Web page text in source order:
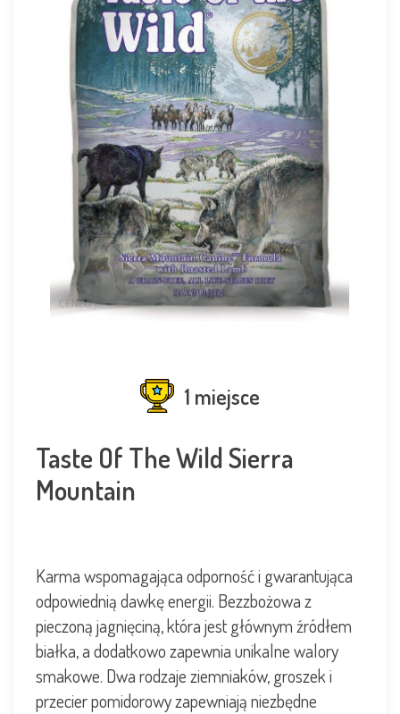
1 miejsce
Taste Of The Wild Sierra
Mountain
Karma wspomagająca odporność i gwarantująca
odpowiednią dawkę energii. Bezzbożowa z
pieczoną jagnięciną, która jest głównym źródłem
białka, a dodatkowo zapewnia unikalne walory
smakowe. Dwa rodzaje ziemniaków, groszek i
przecier pomidorowy zapewniają niezbędne